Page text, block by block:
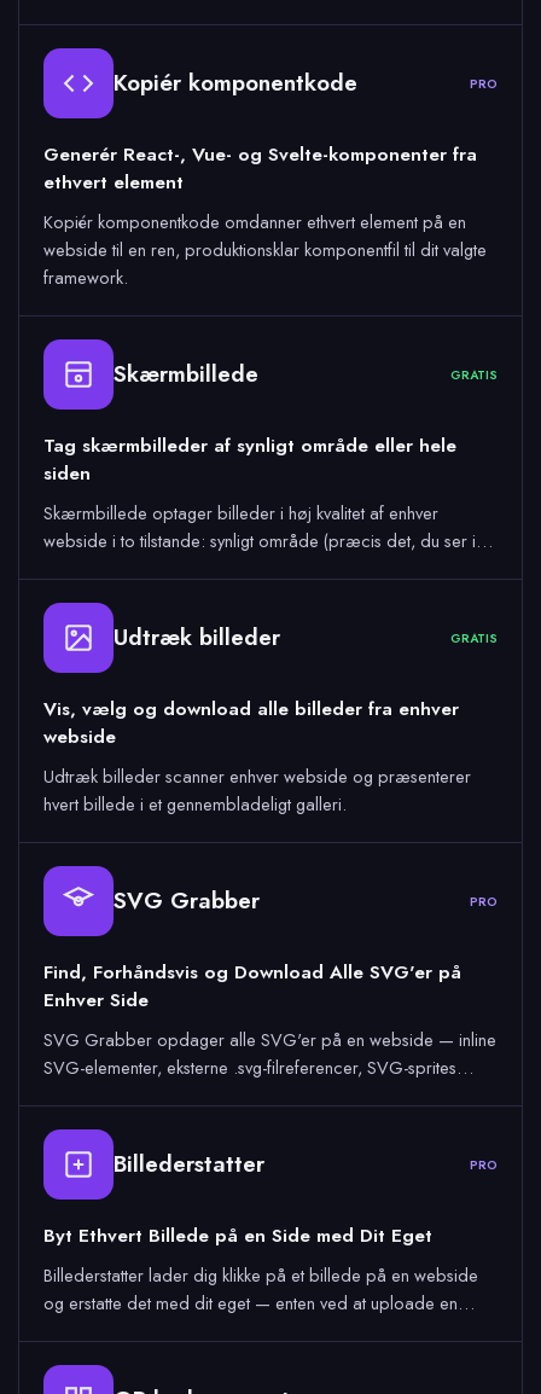
Kopiér komponentkode PRO
Generér React-, Vue- og Svelte-komponenter fra
ethvert element
Kopiér komponentkode omdanner ethvert element på en
webside til en ren, produktionsklar komponentfil til dit valgte
framework.
Skærmbillede GRATIS
Tag skærmbilleder af synligt område eller hele
siden
Skærmbillede optager billeder i høj kvalitet af enhver
webside i to tilstande: synligt område (præcis det, du ser i…
Udtræk billeder GRATIS
Vis, vælg og download alle billeder fra enhver
webside
Udtræk billeder scanner enhver webside og præsenterer
hvert billede i et gennembladeligt galleri.
SVG Grabber PRO
Find, Forhåndsvis og Download Alle SVG'er på
Enhver Side
SVG Grabber opdager alle SVG'er på en webside — inline
SVG-elementer, eksterne .svg-filreferencer, SVG-sprites…
Billederstatter PRO
Byt Ethvert Billede på en Side med Dit Eget
Billederstatter lader dig klikke på et billede på en webside
og erstatte det med dit eget — enten ved at uploade en…